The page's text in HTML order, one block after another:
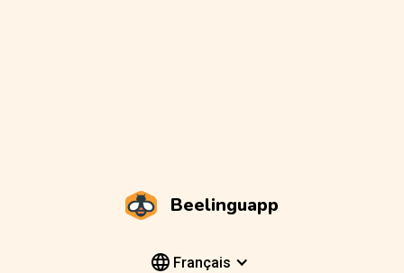
Beelinguapp
Français